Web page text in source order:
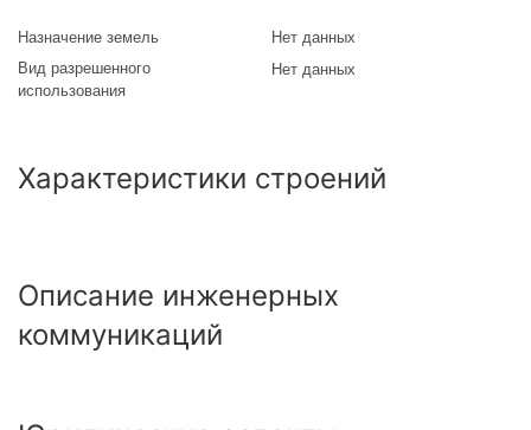
Назначение земель
Нет данных
Вид разрешенного
использования
Нет данных
Характеристики строений
Описание инженерных
коммуникаций